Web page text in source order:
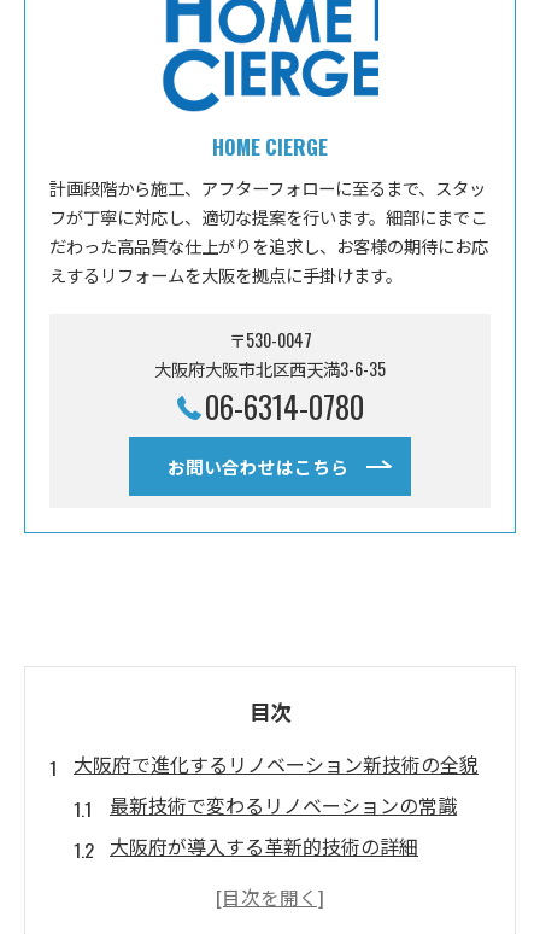
HOME CIERGE
計画段階から施工、アフターフォローに至るまで、スタッ
フが丁寧に対応し、適切な提案を行います。細部にまでこ
だわった高品質な仕上がりを追求し、お客様の期待にお応
えするリフォームを大阪を拠点に手掛けます。
〒530-0047
大阪府大阪市北区西天満3-6-35
06-6314-0780
お問い合わせはこちら
目次
大阪府で進化するリノベーション新技術の全貌
最新技術で変わるリノベーションの常識
大阪府が導入する革新的技術の詳細
スマートホームがもたらす未来の住まい